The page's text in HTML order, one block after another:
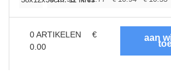
0ARTIKELEN
€
0.00